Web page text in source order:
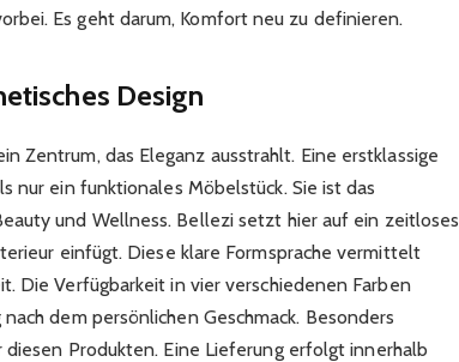
Es geht darum, Komfort neu zu definieren.
Design
Zentrum, das Eleganz ausstrahlt. Eine erstklassige
nur ein funktionales Möbelstück. Sie ist das
und Wellness. Bellezi setzt hier auf ein zeitloses
einfügt. Diese klare Formsprache vermittelt
Die Verfügbarkeit in vier verschiedenen Farben
dem persönlichen Geschmack. Besonders
Produkten. Eine Lieferung erfolgt innerhalb